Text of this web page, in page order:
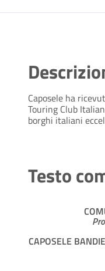
Caposele ha
Touring Club
borghi italiani
Testo
CAPOSELE